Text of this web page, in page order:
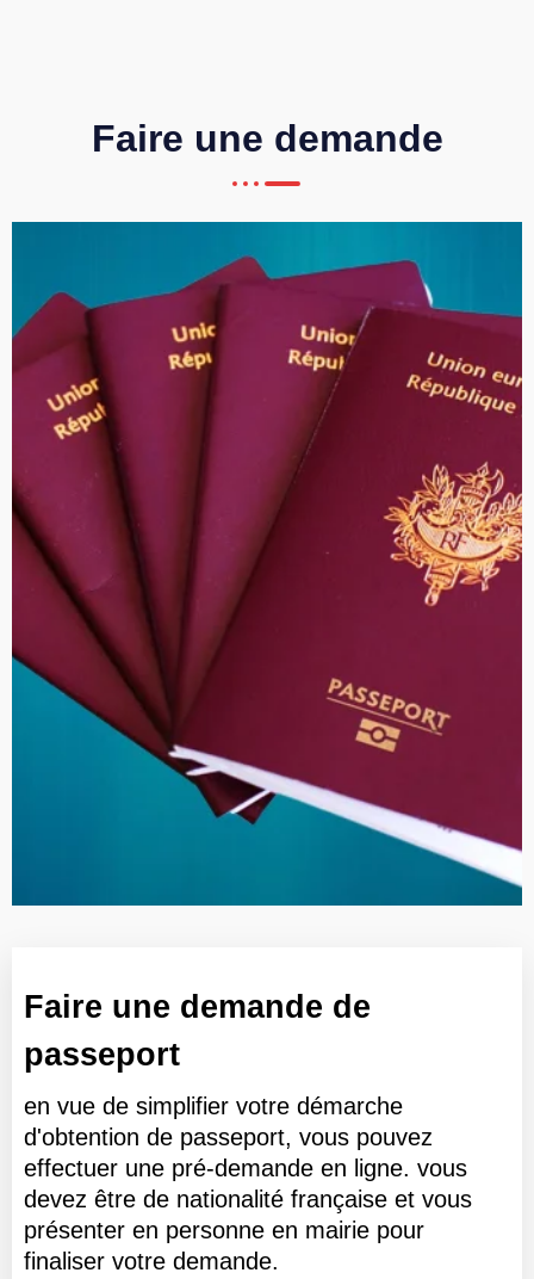
Faire une demande
Faire une demande de
passeport
en vue de simplifier votre démarche
d'obtention de passeport, vous pouvez
effectuer une pré-demande en ligne. vous
devez être de nationalité française et vous
présenter en personne en mairie pour
finaliser votre demande.